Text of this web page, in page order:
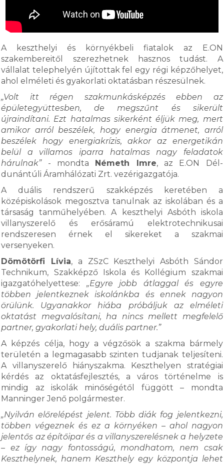
A keszthelyi és környékbeli fiatalok az E.ON
szakembereitől szerezhetnek hasznos tudást. A
vállalat telephelyén újítottak fel egy régi képzőhelyet,
ahol elméleti és gyakorlati oktatásban részesülnek.
„Volt itt régen szakmunkásképzés ebben az
épületegyüttesben, de megszűnt és sikerült
újraindítani. Ezt hatalmas sikerként éljük meg, mert
amikor arról beszélek, hogy energia átmenet, arról
beszélek hogy energiakrízis, akkor az energetikán
belül a villamos iparra hatalmas nagy feladatok
hárulnak”- mondta Németh Imre, az E.ON Dél-
dunántúli Áramhálózati Zrt. vezérigazgatója.
A duális rendszerű szakképzés keretében a
középiskolások megosztva tanulnak az iskolában és a
társaság tanműhelyében. A keszthelyi Asbóth iskola
villanyszerelő és erősáramú elektrotechnikusai
rendszeresen érnek el sikereket a szakmai
versenyeken.
Dömötörfi Lívia, a ZSzC Keszthelyi Asbóth Sándor
Technikum, Szakképző Iskola és Kollégium szakmai
igazgatóhelyettese: „Egyre jobb átlaggal és egyre
többen jelentkeznek iskolánkba és ennek nagyon
örülünk. Ugyanakkor hiába próbáljuk az elméleti
oktatást megvalósítani, ha nincs mellett megfelelő
partner, gyakorlati hely, duális partner.”
A képzés célja, hogy a végzősök a szakma bármely
területén a legmagasabb szinten tudjanak teljesíteni.
A villanyszerelő hiányszakma. Keszthelyen stratégiai
kérdés az oktatásfejlesztés, a város történelme is
mindig az iskolák minőségétől függött – mondta
Manninger Jenő polgármester.
„Nyilván előrelépést jelent. Több diák fog jelentkezni,
többen végeznek és ez a környéken – ahol nagyon
jelentős az építőipar és a villanyszerelésnek a helyzete
– ez így nagy fontosságú, mondhatom, nem csak
Keszthelynek, hanem Keszthely egy központja lehet